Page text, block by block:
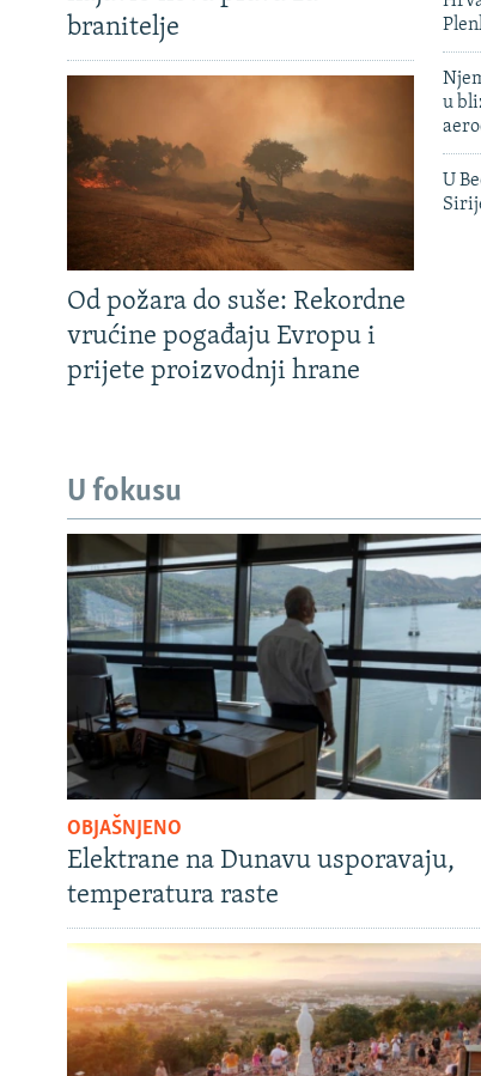
branitelje
Od požara do suše: Rekordne
vrućine pogađaju Evropu i
prijete proizvodnji hrane
u
U
U fokusu
OBJAŠNJENO
Elektrane na Dunavu usporavaju,
temperatura raste